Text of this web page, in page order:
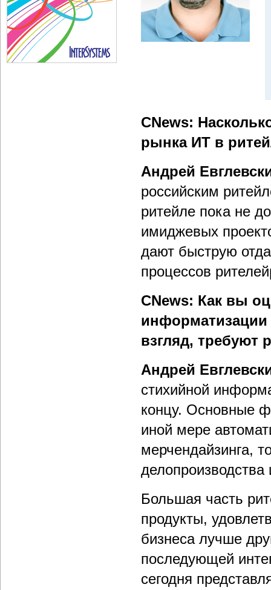
CNews:
рынка ИТ в
Андрей
российским
ритейле пока не
имиджевых
дают быструю
процессов
CNews: Как вы
взгляд, требуют
Андрей
стихийной
концу. Основные
иной мере
мерчендайзинга,
делопроизводства
Большая часть
продукты,
бизнеса лучше
последующей
сегодня